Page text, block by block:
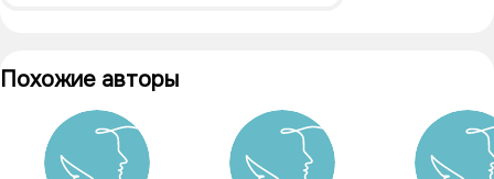
Похожие авторы